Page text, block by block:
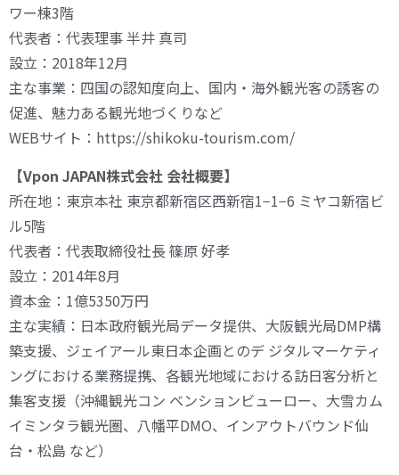
ワー棟3階
代表者：代表理事 半井 真司
設立：2018年12月
主な事業：四国の認知度向上、国内・海外観光客の誘客の
促進、魅力ある観光地づくりなど
WEBサイト：https://shikoku-tourism.com/
【Vpon JAPAN株式会社 会社概要】
所在地：東京本社 東京都新宿区西新宿1−1−6 ミヤコ新宿ビ
ル5階
代表者：代表取締役社長 篠原 好孝
設立：2014年8月
資本金：1億5350万円
主な実績：日本政府観光局データ提供、大阪観光局DMP構
築支援、ジェイアール東日本企画とのデ ジタルマーケティ
ングにおける業務提携、各観光地域における訪日客分析と
集客支援（沖縄観光コン ベンションビューロー、大雪カム
イミンタラ観光圏、八幡平DMO、インアウトバウンド仙
台・松島 など）